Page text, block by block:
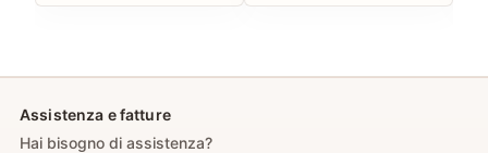
Assistenza e fatture
Hai bisogno di assistenza?